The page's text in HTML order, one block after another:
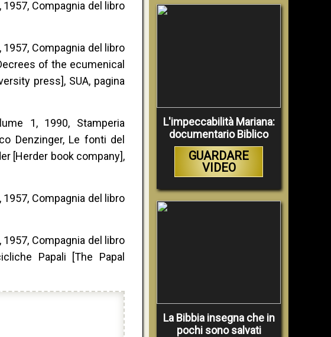
Compagnia del libro
Compagnia del libro
of the ecumenical
press], SUA, pagina
1, 1990, Stamperia
Denzinger, Le fonti del
[Herder book company],
Compagnia del libro
Compagnia del libro
Papali [The Papal
L'impeccabilità Mariana:
documentario Biblico
GUARDARE
VIDEO
La Bibbia insegna che in
pochi sono salvati